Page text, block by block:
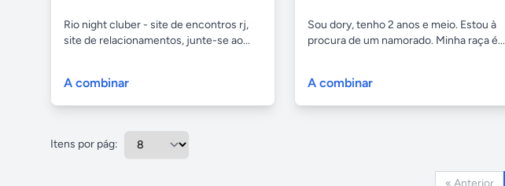
Rio night cluber - site de encontros rj,
site de relacionamentos, junte-se ao...
A combinar
Sou dory, tenho 2 anos e meio. Estou à
procura de um namorado. Minha raça é...
A combinar
Itens por pág:
« Anterior